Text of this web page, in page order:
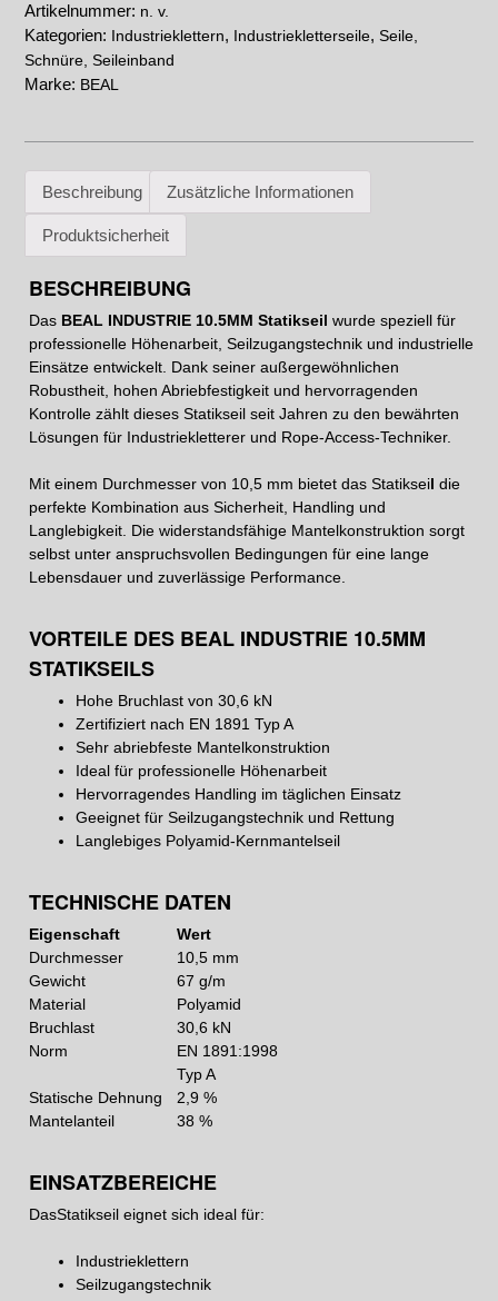
Artikelnummer: n. v.
Kategorien: Industrieklettern, Industriekletterseile, Seile,
Schnüre, Seileinband
Marke: BEAL
Beschreibung Zusätzliche Informationen
Produktsicherheit
BESCHREIBUNG
Das BEAL INDUSTRIE 10.5MM Statikseil wurde speziell für
professionelle Höhenarbeit, Seilzugangstechnik und industrielle
Einsätze entwickelt. Dank seiner außergewöhnlichen
Robustheit, hohen Abriebfestigkeit und hervorragenden
Kontrolle zählt dieses Statikseil seit Jahren zu den bewährten
Lösungen für Industriekletterer und Rope-Access-Techniker.
Mit einem Durchmesser von 10,5 mm bietet das Statikseildie
perfekte Kombination aus Sicherheit, Handling und
Langlebigkeit. Die widerstandsfähige Mantelkonstruktion sorgt
selbst unter anspruchsvollen Bedingungen für eine lange
Lebensdauer und zuverlässige Performance.
VORTEILE DES BEAL INDUSTRIE 10.5MM
STATIKSEILS
Hohe Bruchlast von 30,6 kN
Zertifiziert nach EN 1891 Typ A
Sehr abriebfeste Mantelkonstruktion
Ideal für professionelle Höhenarbeit
Hervorragendes Handling im täglichen Einsatz
Geeignet für Seilzugangstechnik und Rettung
Langlebiges Polyamid-Kernmantelseil
TECHNISCHE DATEN
Eigenschaft
Wert
Durchmesser
10,5 mm
Gewicht
67 g/m
Material
Polyamid
Bruchlast
30,6 kN
Norm
EN 1891:1998
Typ A
Statische Dehnung
2,9 %
Mantelanteil
38 %
EINSATZBEREICHE
DasStatikseil eignet sich ideal für:
Industrieklettern
Seilzugangstechnik